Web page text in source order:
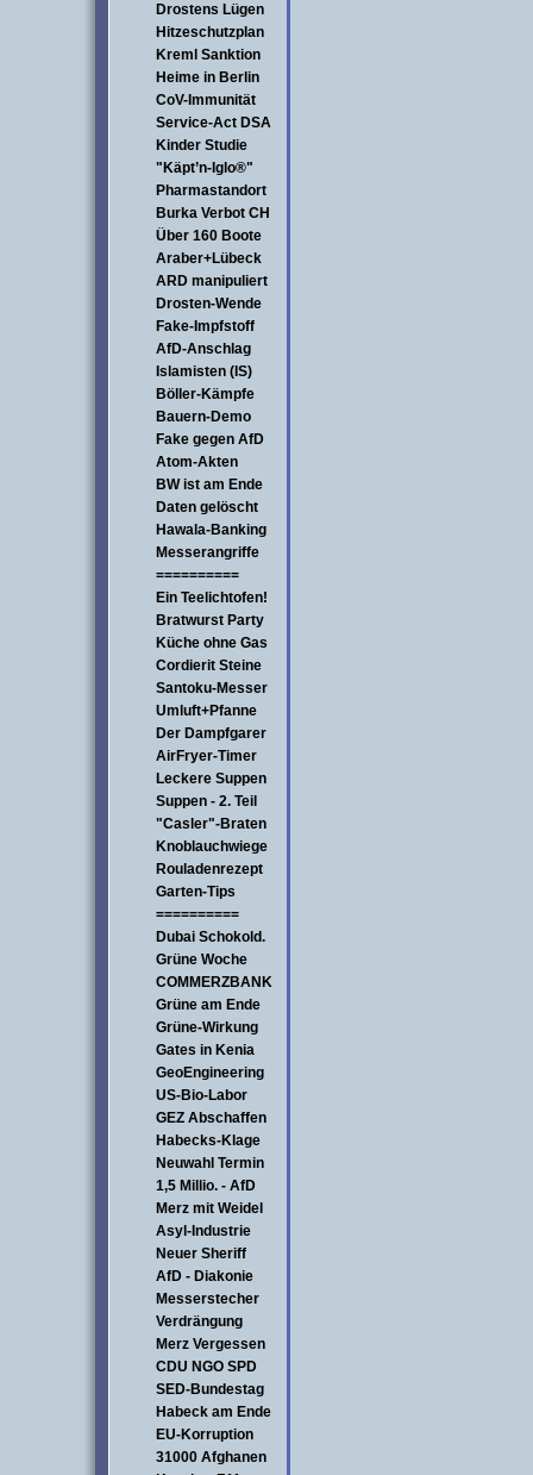
Drostens Lügen
Hitzeschutzplan
Kreml Sanktion
Heime in Berlin
CoV-Immunität
Service-Act DSA
Kinder Studie
"Käpt’n-Iglo®"
Pharmastandort
Burka Verbot CH
Über 160 Boote
Araber+Lübeck
ARD manipuliert
Drosten-Wende
Fake-Impfstoff
AfD-Anschlag
Islamisten (IS)
Böller-Kämpfe
Bauern-Demo
Fake gegen AfD
Atom-Akten
BW ist am Ende
Daten gelöscht
Hawala-Banking
Messerangriffe
==========
Ein Teelichtofen!
Bratwurst Party
Küche ohne Gas
Cordierit Steine
Santoku-Messer
Umluft+Pfanne
Der Dampfgarer
AirFryer-Timer
Leckere Suppen
Suppen - 2. Teil
"Casler"-Braten
Knoblauchwiege
Rouladenrezept
Garten-Tips
==========
Dubai Schokold.
Grüne Woche
COMMERZBANK
Grüne am Ende
Grüne-Wirkung
Gates in Kenia
GeoEngineering
US-Bio-Labor
GEZ Abschaffen
Habecks-Klage
Neuwahl Termin
1,5 Millio. - AfD
Merz mit Weidel
Asyl-Industrie
Neuer Sheriff
AfD - Diakonie
Messerstecher
Verdrängung
Merz Vergessen
CDU NGO SPD
SED-Bundestag
Habeck am Ende
EU-Korruption
31000 Afghanen